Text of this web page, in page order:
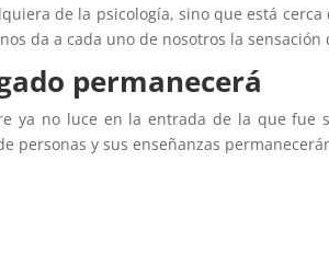
de la psicología, sino que está
da a cada uno de nosotros la
permanecerá
ya no luce en la entrada de la que fue
personas y sus enseñanzas